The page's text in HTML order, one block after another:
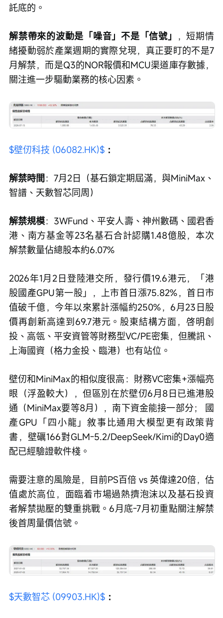
託底的。
解禁帶來的波動是「噪音」不是「信號」
，短期情
緒擾動弱於產業週期的實際兌現，真正要盯的不是7
月解禁，而是Q3的NOR報價和MCU渠道庫存數據，
關注進一步驅動業務的核心因素。
$壁仞科技 (06082.HK)$ ：
解禁時間：7月2日（基石鎖定期屆滿，與MiniMax、
智譜、天數智芯同周）
解禁規模：3WFund、平安人壽、神州數碼、國君香
港、南方基金等23名基石合計認購1.48億股，本次
解禁數量佔總股本約6.07%
2026年1月2日登陸港交所，發行價19.6港元，「港
股國產GPU第一股」，上市首日漲75.82%，首日市
值破千億，今年以來累計漲幅約250%，6月23日股
價再創新高達到69.7港元。股東結構方面，啓明創
投、高瓴、平安資管等財務型VC/PE密集，但騰訊、
上海國資（格力金投、臨港）也有站位。
壁仞和MiniMax的相似度很高：財務VC密集+漲幅亮
眼（浮盈較大），但區別在於壁仞6月8日已進港股
通（MiniMax要等8月），南下資金能接一部分； 國
產GPU「四小龍」敘事比通用大模型更有政策背
書，壁礪166對GLM-5.2/DeepSeek/Kimi的Day0適
配已經驗證軟件棧。
需要注意的風險是，目前PS百倍 vs 英偉達20倍，估
值處於高位，面臨着市場過熱擠泡沫以及基石投資
者解禁拋壓的雙重挑戰。6月底-7月初重點關注解禁
後首周量價信號。
$天數智芯 (09903.HK)$ ：